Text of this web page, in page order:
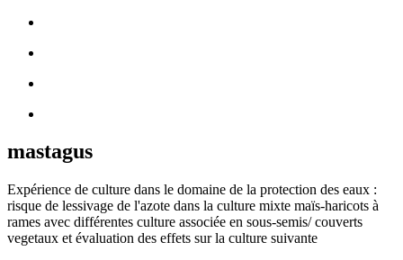
mastagus
Expérience de culture dans le domaine de la protection des eaux :
risque de lessivage de l'azote dans la culture mixte maïs-haricots à
rames avec différentes culture associée en sous-semis/ couverts
vegetaux et évaluation des effets sur la culture suivante